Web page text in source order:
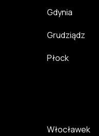
Gdynia
Grudziądz
Płock
Włocławek